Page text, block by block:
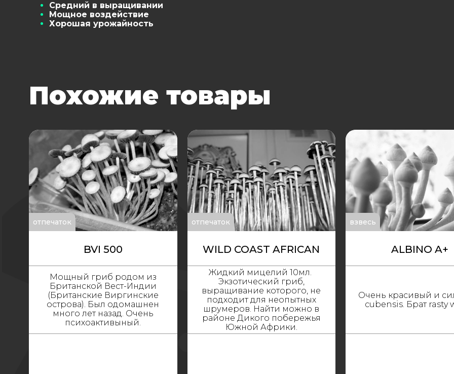
Средний в выращивании
Мощное воздействие
Хорошая урожайность
Похожие товары
отпечаток
BVI 500
Мощный гриб родом из
Британской Вест-Индии
(Британские Виргинские
острова). Был одомашнен
много лет назад. Очень
психоактивыный.
отпечаток
WILD COAST AFRICAN
Жидкий мицелий 10мл.
Экзотический гриб,
выращивание которого, не
подходит для неопытных
шрумеров. Найти можно в
районе Дикого побережья
Южной Африки.
взвесь
ALBINO A+
Очень красивый и
cubensis. Брат rasty